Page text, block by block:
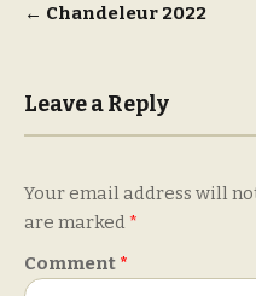
Post
← Chandeleur 2022
Leave a Reply
Your email address will
are marked *
Comment *